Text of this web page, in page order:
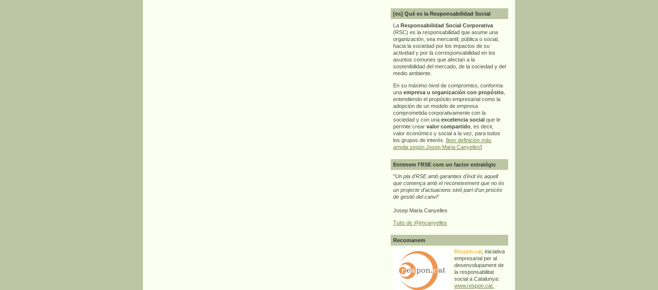
[es] Qué es la Responsabilidad Social
La Responsabilidad Social Corporativa
(RSC) es la responsabilidad que asume una
organización, sea mercantil, pública o social,
hacia la sociedad por los impactos de su
actividad y por la corresponsabilidad en los
asuntos comunes que afectan a la
sostenibilidad del mercado, de la sociedad y del
medio ambiente.
En su máximo nivel de compromiso, conforma
una empresa u organización con propósito
entendiendo el propósito empresarial como la
adopción de un modelo de empresa
comprometida corporativamente con la
sociedad y con una excelencia social que le
permite crear valor compartido , es decir,
valor económico y social a la vez, para todos
los grupos de interés. [leer definición más
amplia según Josep Maria Canyelles]
Entenem l'RSE com un factor estratègic
"Un pla d'RSE amb garanties d'èxit és aquell
que comença amb el reconeixement que no és
un projecte d'actuacions sinó part d'un procés
de gestió del canvi"
Josep Maria Canyelles
Tuits de @jmcanyelles
Recomanem
Respon.cat , iniciativa
empresarial per al
desenvolupament de
la responsabilitat
social a Catalunya:
www.respon.cat.